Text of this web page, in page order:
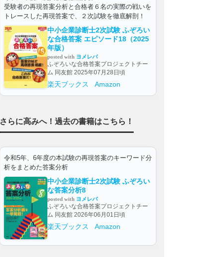
受験者の再現答案分析と合格者６名の実際の戦いを
トレースした再現答案で、２次試験を徹底解剖！
中小企業診断士2次試験 ふぞろい
な合格答案 エピソード18（2025
年版）
posted with ヨメレバ
ふぞろいな合格答案プロジェクトチー
ム 同友館 2025年07月28日頃
楽天ブックス Amazon
さらに高みへ！過去の書籍はこちら！
令和5年、6年度の本試験の再現答案のキーワード分
析をまとめた答案分析
中小企業診断士2次試験 ふぞろい
な答案分析8
posted with ヨメレバ
ふぞろいな合格答案プロジェクトチー
ム 同友館 2026年06月01日頃
楽天ブックス Amazon